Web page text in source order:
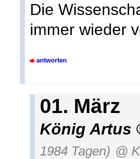
Die
immer wieder
antworten
01. März
König Artus
1984 Tagen) @